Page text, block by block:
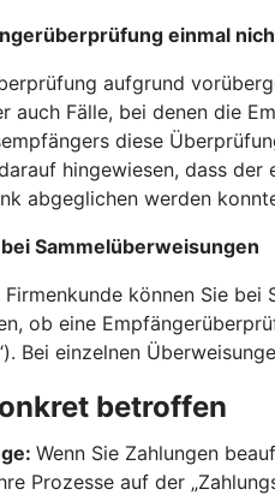
einmal
aufgrund
auch Fälle, bei denen die
diese
hingewiesen, dass
abgeglichen werden
Sammelüberweisungen
können Sie
ob eine
Bei einzelnen
betroffen
Wenn Sie Zahlungen
Prozesse auf der